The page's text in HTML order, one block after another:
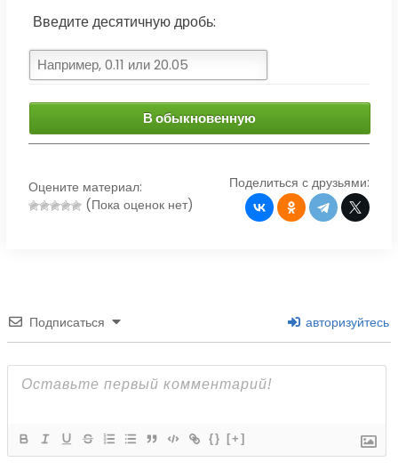
Введите десятичную дробь:
В обыкновенную
Оцените материал:
(Пока оценок нет)
Поделиться с друзьями:
Подписаться авторизуйтесь
{} [+]